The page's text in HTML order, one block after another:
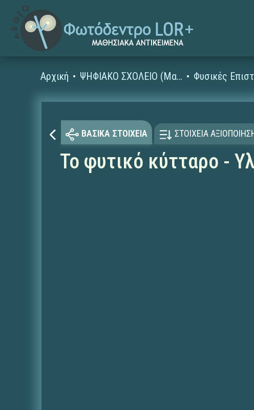
Αρχική ΨΗΦΙΑΚΟ ΣΧΟΛΕΙΟ (Μαθησιακά Αντικείμενα)
ΒΑΣΙΚΑ ΣΤΟΙΧΕΙΑ ΣΤΟΙΧΕΙΑ
Το φυτικό κύτταρο -